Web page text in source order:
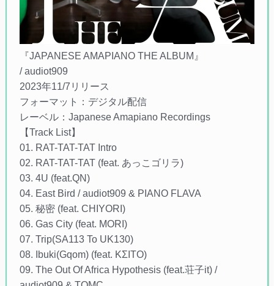
『JAPANESE AMAPIANO THE ALBUM』
/ audiot909
2023年11/7リリース
フォーマット：デジタル配信
レーベル：Japanese Amapiano Recordings
【Track List】
01. RAT-TAT-TAT Intro
02. RAT-TAT-TAT (feat. あっこゴリラ)
03. 4U (feat.QN)
04. East Bird / audiot909 & PIANO FLAVA
05. 秘密 (feat. CHIYORI)
06. Gas City (feat. MORI)
07. Trip(SA113 To UK130)
08. Ibuki(Gqom) (feat. KΣITO)
09. The Out Of Africa Hypothesis (feat.荘子it) /